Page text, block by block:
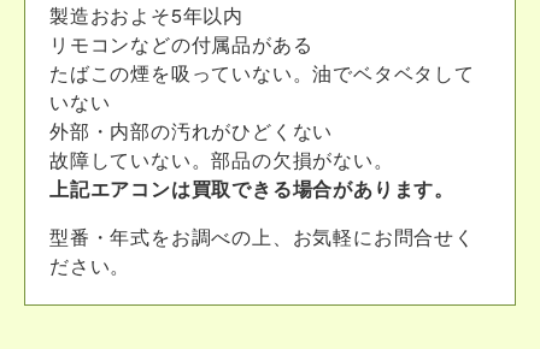
製造おおよそ5年以内
リモコンなどの付属品がある
たばこの煙を吸っていない。油でベタベタして
いない
外部・内部の汚れがひどくない
故障していない。部品の欠損がない。
上記エアコンは買取できる場合があります。
型番・年式をお調べの上、お気軽にお問合せく
ださい。